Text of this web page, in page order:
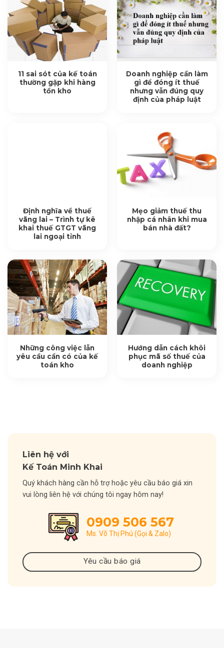
11 sai sót của kế toán
thường gặp khi hàng
tồn kho
Doanh nghiệp cần làm
gì để đóng ít thuế
nhưng vẫn đúng quy
định của pháp luật
Định nghĩa về thuế
vãng lai – Trình tự kê
khai thuế GTGT vãng
lai ngoại tỉnh
Mẹo giảm thuế thu
nhập cá nhân khi mua
bán nhà đất?
Những công việc lẫn
yêu cầu cần có của kế
toán kho
Hướng dẫn cách khôi
phục mã số thuế của
doanh nghiệp
Liên hệ với
Kế Toán Minh Khai
Quý khách hàng cần hỗ trợ hoặc yêu cầu báo giá xin
vui lòng liên hệ với chúng tôi ngay hôm nay!
0909 506 567
Ms. Võ Thị Phú (Gọi & Zalo)
Yêu cầu báo giá